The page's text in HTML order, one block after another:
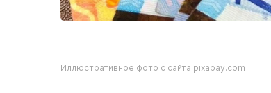
Иллюстративное фото с сайта pixabay.com